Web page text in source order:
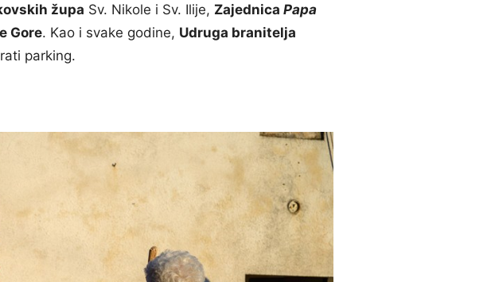
župa Sv. Nikole i Sv. Ilije, Zajednica Papa
Gore. Kao i svake godine, Udruga branitelja
parking.